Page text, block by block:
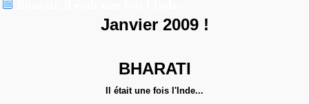
Janvier 2009 !
BHARATI
Il était une fois l'Inde...